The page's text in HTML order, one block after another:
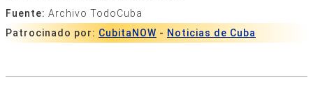
Fuente: Archivo TodoCuba
Patrocinado por: CubitaNOW - Noticias de Cuba